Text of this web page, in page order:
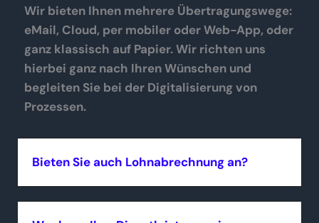
Wir bieten Ihnen mehrere Übertragungswege:
eMail, Cloud, per mobiler oder Web-App, oder
ganz klassisch auf Papier. Wir richten uns
hierbei ganz nach Ihren Wünschen und
begleiten Sie bei der Digitalisierung von
Prozessen.
Bieten Sie auch Lohnabrechnung an?